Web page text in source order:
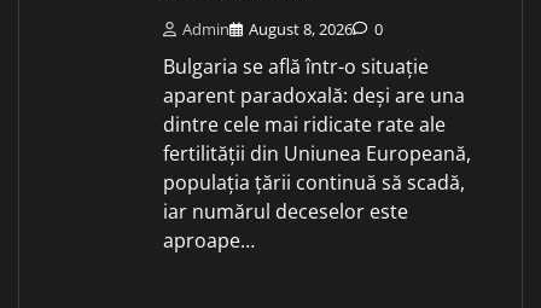
Admin August 8, 2026 0
Bulgaria se află într-o situație
aparent paradoxală: deși are una
dintre cele mai ridicate rate ale
fertilității din Uniunea Europeană,
populația țării continuă să scadă,
iar numărul deceselor este
aproape…